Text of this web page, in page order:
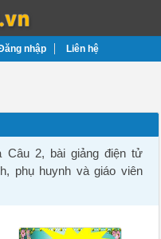
nhập Liên hệ
Câu 2, bài giảng điện tử
phụ huynh và giáo viên